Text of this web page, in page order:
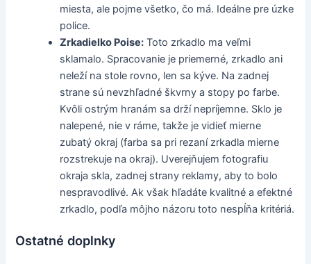
miesta, ale pojme všetko, čo má. Ideálne pre úzke
police.
Zrkadielko Poise: Toto zrkadlo ma veľmi
sklamalo. Spracovanie je priemerné, zrkadlo ani
neleží na stole rovno, len sa kýve. Na zadnej
strane sú nevzhľadné škvrny a stopy po farbe.
Kvôli ostrým hranám sa drží nepríjemne. Sklo je
nalepené, nie v ráme, takže je vidieť mierne
zubatý okraj (farba sa pri rezaní zrkadla mierne
rozstrekuje na okraj). Uverejňujem fotografiu
okraja skla, zadnej strany reklamy, aby to bolo
nespravodlivé. Ak však hľadáte kvalitné a efektné
zrkadlo, podľa môjho názoru toto nespĺňa kritériá.
Ostatné doplnky